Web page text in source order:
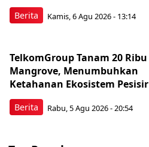
Berita Kamis, 6 Agu 2026 - 13:14
Berita
TelkomGroup Tanam 20 Ribu
Mangrove, Menumbuhkan
Ketahanan Ekosistem Pesisir
Rabu, 5 Agu 2026 - 20:54